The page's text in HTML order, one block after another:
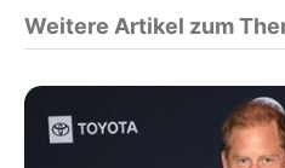
Weitere Artikel zum